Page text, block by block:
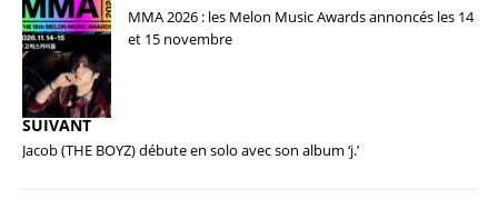
MMA 2026 : les Melon Music Awards annoncés les 14
et 15 novembre
SUIVANT
Jacob (THE BOYZ) débute en solo avec son album ‘j.’